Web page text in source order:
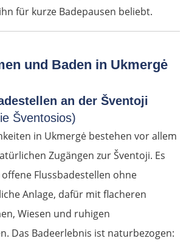
für kurze Badepausen beliebt.
und Baden in Ukmergė
an der Šventoji
Šventosios)
in Ukmergė bestehen vor allem
Zugängen zur Šventoji. Es
Flussbadestellen ohne
Anlage, dafür mit flacheren
Wiesen und ruhigen
Das Badeerlebnis ist naturbezogen: